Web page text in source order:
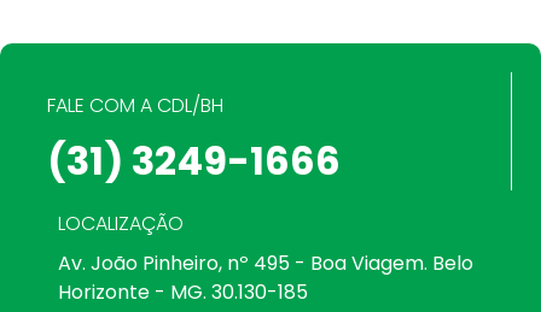
FALE COM A CDL/BH
(31) 3249-1666
LOCALIZAÇÃO
Av. João Pinheiro, nº 495 - Boa Viagem. Belo
Horizonte - MG. 30.130-185